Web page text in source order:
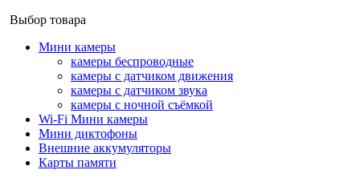
Выбор товара
Мини камеры
камеры беспроводные
камеры с датчиком движения
камеры с датчиком звука
камеры с ночной съёмкой
Wi-Fi Мини камеры
Мини диктофоны
Внешние аккумуляторы
Карты памяти